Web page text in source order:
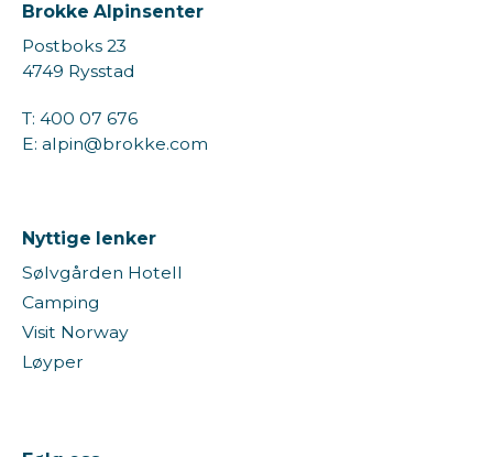
Brokke Alpinsenter
Postboks 23
4749 Rysstad
T: 400 07 676
E: alpin@brokke.com
Nyttige lenker
Sølvgården Hotell
Camping
Visit Norway
Løyper